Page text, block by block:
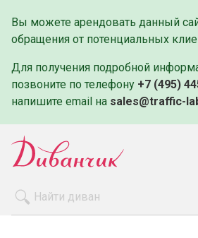
Вы можете арендовать данный
обращения от потенциальных
Для получения подробной
позвоните по телефону +7 (495)
напишите email на sales@traffic-